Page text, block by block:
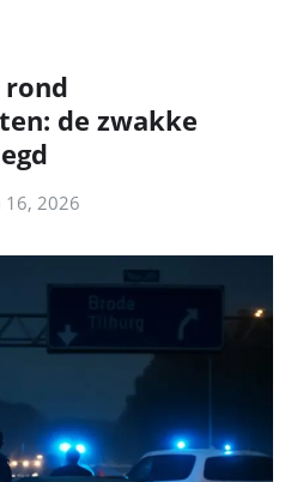
de zwakke
16, 2026